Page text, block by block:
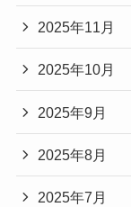
2025年11月
2025年10月
2025年9月
2025年8月
2025年7月